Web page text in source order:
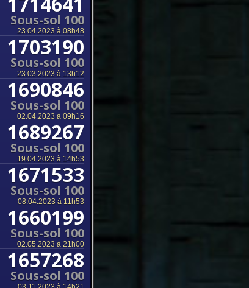
Sous-sol 100
23.04.2023 à 08h48
1703190
Sous-sol 100
23.03.2023 à 13h12
1690846
Sous-sol 100
02.04.2023 à 09h16
1689267
Sous-sol 100
19.04.2023 à 14h53
1671533
Sous-sol 100
08.04.2023 à 11h53
1660199
Sous-sol 100
02.05.2023 à 21h00
1657268
Sous-sol 100